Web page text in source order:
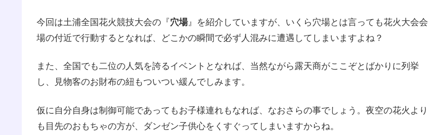
今回は土浦全国花火競技大会の『穴場』を紹介していますが、いくら穴場とは言っても花火大会会
場の付近で行動するとなれば、どこかの瞬間で必ず人混みに遭遇してしまいますよね？
また、全国でも二位の人気を誇るイベントとなれば、当然ながら露天商がここぞとばかりに列挙
し、見物客のお財布の紐もついつい緩んでしみます。
仮に自分自身は制御可能であってもお子様連れもなれば、なおさらの事でしょう。夜空の花火より
も目先のおもちゃの方が、ダンゼン子供心をくすぐってしまいますからね。